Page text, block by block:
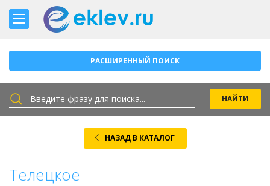
РАСШИРЕННЫЙ ПОИСК
НАЗАД В КАТАЛОГ
Телецкое